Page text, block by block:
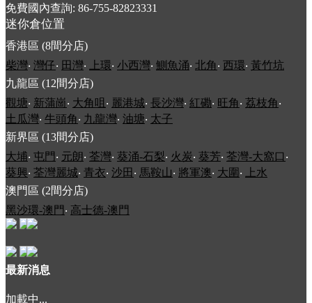
免費國內查詢: 86-755-82823331
迷你倉位置
香港區 (8間分店)
柴灣‧ 灣仔‧ 田灣‧ 上環‧ 小西灣‧ 鰂魚涌‧ 北角 ‧ 西環‧ 黃竹坑
九龍區 (12間分店)
觀塘‧ 新蒲崗‧ 大角咀 ‧ 麗港城‧ 長沙灣‧ 紅磡‧ 旺角 ‧ 荔枝角 ‧
土瓜灣‧ 牛頭角 ‧ 九龍灣‧ 油塘‧ 太子
新界區 (13間分店)
大埔‧ 屯門 ‧ 元朗 ‧ 荃灣‧ 葵涌-石梨‧ 火炭‧ 葵芳‧ 荃灣-大窩口 ‧
葵興‧ 荃灣麗城‧ 青衣‧ 沙田 ‧ 馬鞍山‧ 將軍澳‧ 大圍 ‧
上水
澳門區 (2間分店)
黑沙環-澳門 ‧ 高士德-澳門
最新消息
加載中...